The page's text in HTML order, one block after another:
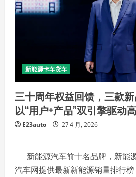
新能源卡车货车
三十周年权益回馈，三款
以“用户+产品”双引擎驱动
E23auto 27 4 月, 2026
新能源汽车前十名品牌，新能
汽车网提供最新新能源销量排行